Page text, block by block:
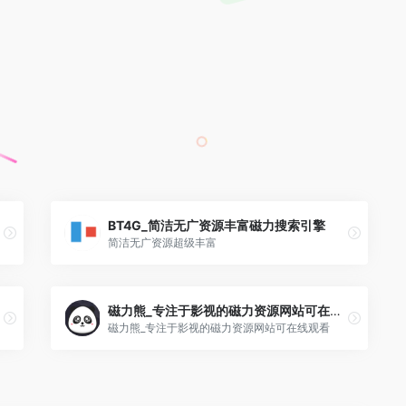
BT4G_简洁无广资源丰富磁力搜索引擎
简洁无广资源超级丰富
磁力熊_专注于影视的磁力资源网站可在线观看
磁力熊_专注于影视的磁力资源网站可在线观看